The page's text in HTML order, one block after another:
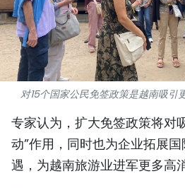
国际
旅游
友谊桥梁
多功能媒体
对15个国家公民免签政策是越南吸引
专家认为，扩大免签政策将对
动”作用，同时也为企业拓展
遇，为越南旅游业进军更多高